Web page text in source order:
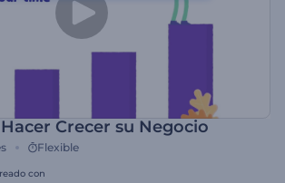
Crecer su Negocio
Flexible
con